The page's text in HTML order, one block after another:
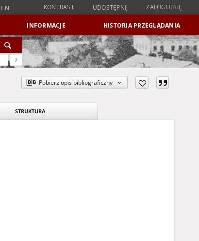
EN KONTRAST UDOSTĘPNIJ ZALOGUJ SIĘ
INFORMACJE HISTORIA PRZEGLĄDANIA
?
Pobierz opis bibliograficzny
STRUKTURA